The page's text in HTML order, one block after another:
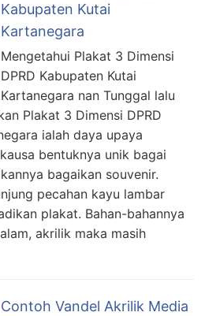
Kabupaten Kutai
Kartanegara
Mengetahui Plakat 3 Dimensi
DPRD Kabupaten Kutai
Kartanegara nan Tunggal lalu
Plakat 3 Dimensi DPRD
ialah daya upaya
bentuknya unik bagai
bagaikan souvenir.
pecahan kayu lambar
plakat. Bahan-bahannya
akrilik maka masih
Contoh Vandel Akrilik Media